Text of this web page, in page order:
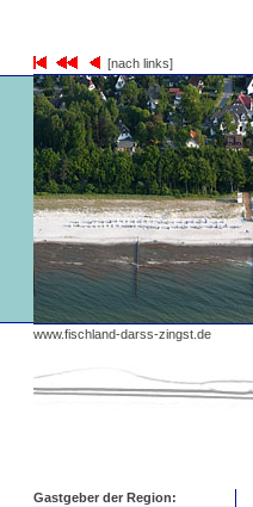
[nach links]
www.fischland-darss-zingst.de
Gastgeber der Region: